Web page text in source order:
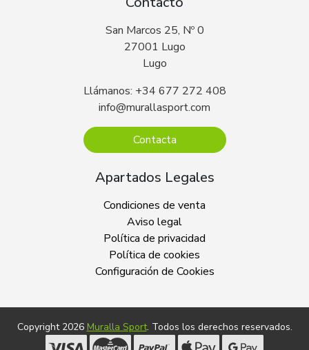
San Marcos 25, Nº 0
27001 Lugo
Lugo
Llámanos: +34 677 272 408
info@murallasport.com
Contacta
Apartados Legales
Condiciones de venta
Aviso legal
Política de privacidad
Política de cookies
Configuración de Cookies
Copyright 2026 Muralla Sport. Todos los derechos reservados.